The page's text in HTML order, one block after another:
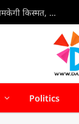
7 Aug Rashifal 2026 : 7 अगस्त 2026 राशिफल: जानें किस राशि की चमकेगी किस्मत, किसे रहना होगा सतर्क
Politics